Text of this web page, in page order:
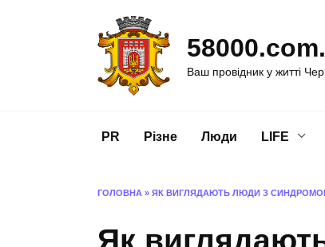
Ваш провідник у житті
PR Різне Люди LIFE
ГОЛОВНА » ЯК ВИГЛЯДАЮТЬ ЛЮДИ З